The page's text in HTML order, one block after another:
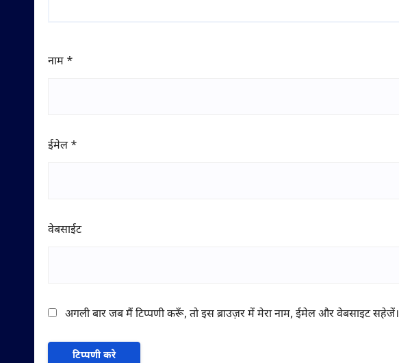
नाम *
ईमेल *
वेबसाईट
अगली बार जब मैं टिप्पणी करूँ, तो इस ब्राउज़र में मेरा नाम, ईमेल और वेबसाइट सहेजें।